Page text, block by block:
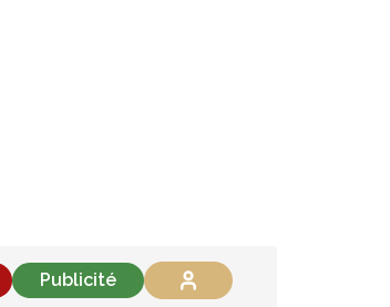
Publicité